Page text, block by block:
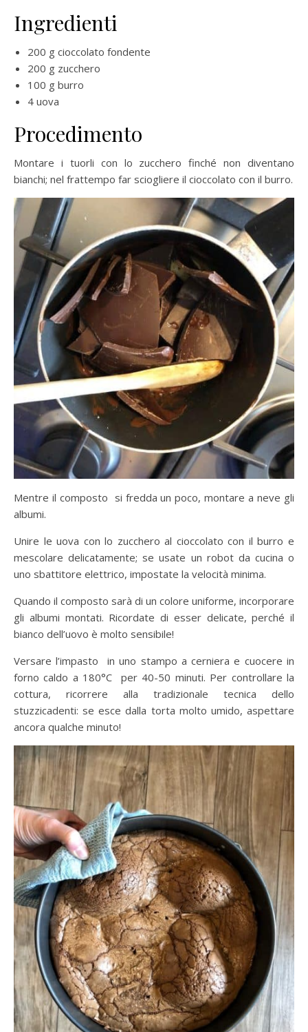
Ingredienti
200 g cioccolato fondente
200 g zucchero
100 g burro
4 uova
Procedimento
Montare i tuorli con lo zucchero finché non diventano
bianchi; nel frattempo far sciogliere il cioccolato con il burro.
Mentre il composto si fredda un poco, montare a neve gli
albumi.
Unire le uova con lo zucchero al cioccolato con il burro e
mescolare delicatamente; se usate un robot da cucina o
uno sbattitore elettrico, impostate la velocità minima.
Quando il composto sarà di un colore uniforme, incorporare
gli albumi montati. Ricordate di esser delicate, perché il
bianco dell’uovo è molto sensibile!
Versare l’impasto in uno stampo a cerniera e cuocere in
forno caldo a 180°C per 40-50 minuti. Per controllare la
cottura, ricorrere alla tradizionale tecnica dello
stuzzicadenti: se esce dalla torta molto umido, aspettare
ancora qualche minuto!